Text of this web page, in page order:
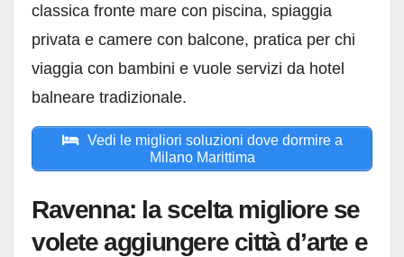
classica fronte mare con piscina, spiaggia
privata e camere con balcone, pratica per chi
viaggia con bambini e vuole servizi da hotel
balneare tradizionale.
Vedi le migliori soluzioni dove dormire a
Milano Marittima
Ravenna: la scelta migliore se
volete aggiungere città d’arte e